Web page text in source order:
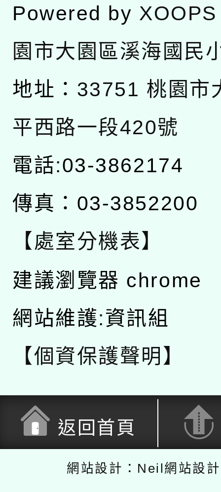
Powered by XOOPS
園市大園區溪海國民
地址： 33751 桃園市
平西路一段420號
電話:03-3862174
傳真：03-3852200
【處室分機表】
建議瀏覽器 chrome
網站維護:資訊組
【個資保護聲明】
返回首頁
網站設計：Neil網站設